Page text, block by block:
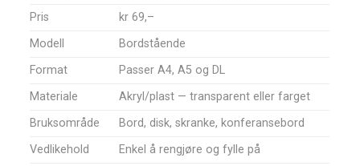
Pris
kr 69,–
Modell
Bordstående
Format
Passer A4, A5 og DL
Materiale
Akryl/plast — transparent eller farget
Bruksområde
Bord, disk, skranke, konferansebord
Vedlikehold
Enkel å rengjøre og fylle på